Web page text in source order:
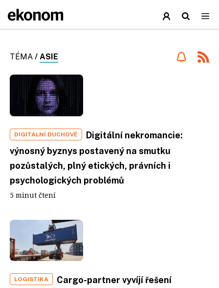
TÉMA / ASIE
DIGITÁLNÍ DUCHOVÉ
Digitální nekromancie:
výnosný byznys postavený na smutku
pozůstalých, plný etických, právních i
psychologických problémů
5 minut čtení
LOGISTIKA
Cargo-partner vyvíjí řešení